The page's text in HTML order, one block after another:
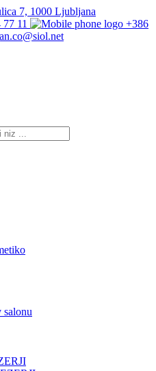
7, 1000 Ljubljana
11
+386
salonu